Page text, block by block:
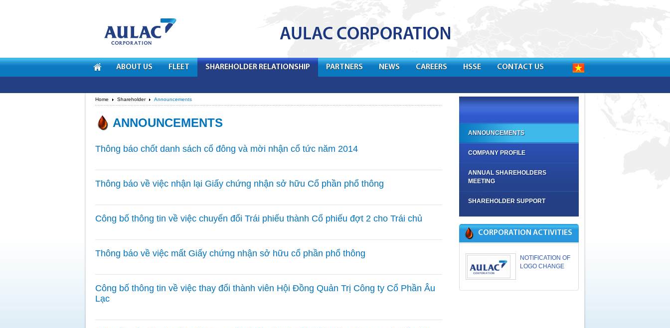
ABOUT US FLEET SHAREHOLDER RELATIONSHIP PARTNERS NEWS CAREERS HSSE CONTACT US
Home Shareholder Announcements
ANNOUNCEMENTS
Thông báo chốt danh sách cổ đông và mời nhận cổ tức năm 2014
Thông báo về việc nhận lại Giấy chứng nhận sở hữu Cổ phần phổ thông
Công bố thông tin về việc chuyển đổi Trái phiếu thành Cổ phiếu đợt 2 cho Trái chủ
Thông báo về việc mất Giấy chứng nhận sở hữu cổ phần phổ thông
Công bố thông tin về việc thay đổi thành viên Hội Đồng Quản Trị Công ty Cổ Phần Âu
Lạc
ANNOUNCEMENTS
COMPANY PROFILE
ANNUAL SHAREHOLDERS
MEETING
SHAREHOLDER SUPPORT
CORPORATION ACTIVITIES
NOTIFICATION OF
LOGO CHANGE